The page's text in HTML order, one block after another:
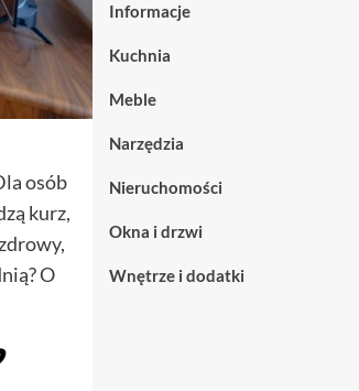
osób
kurz,
O
Informacje
Kuchnia
Meble
Narzędzia
Nieruchomości
Okna i drzwi
Wnętrze i dodatki